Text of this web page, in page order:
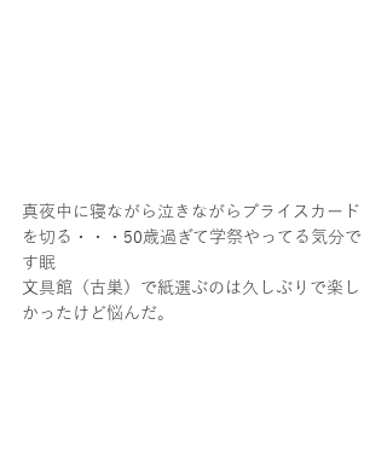
真夜中に寝ながら泣きながらプライスカード
を切る・・・50歳過ぎて学祭やってる気分で
す眠
文具館（古巣）で紙選ぶのは久しぶりで楽し
かったけど悩んだ。